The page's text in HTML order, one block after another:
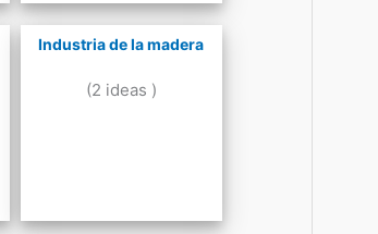
Industria de la madera
(2 ideas )